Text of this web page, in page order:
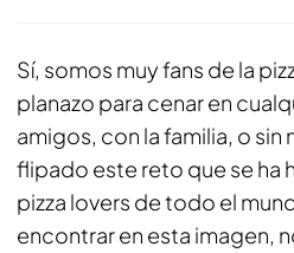
Sí, somos muy fans de la
planazo para cenar en
amigos, con la familia, o sin
flipado este reto que se ha
pizza lovers de todo el
encontrar en esta imagen,